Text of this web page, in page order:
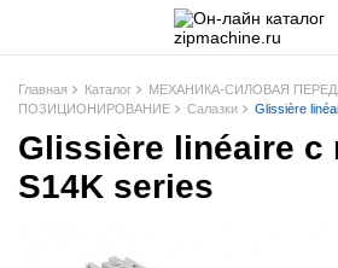
Главная Каталог МЕХАНИКА-СИЛОВАЯ
ПОЗИЦИОНИРОВАНИЕ
Салазки Glissière
Glissière linéaire с
S14K series